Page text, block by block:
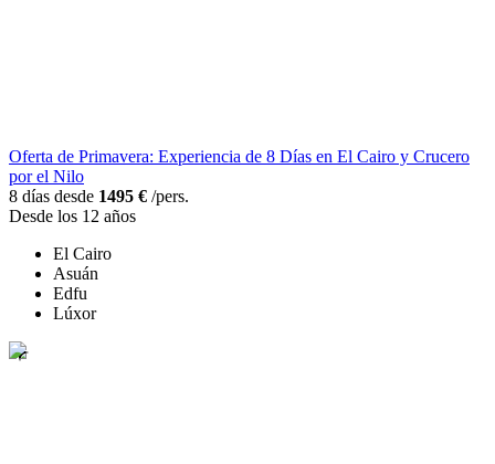
Oferta de Primavera: Experiencia de 8 Días en El Cairo y Crucero
por el Nilo
8 días desde 1495 € /pers.
Desde los 12 años
El Cairo
Asuán
Edfu
Lúxor